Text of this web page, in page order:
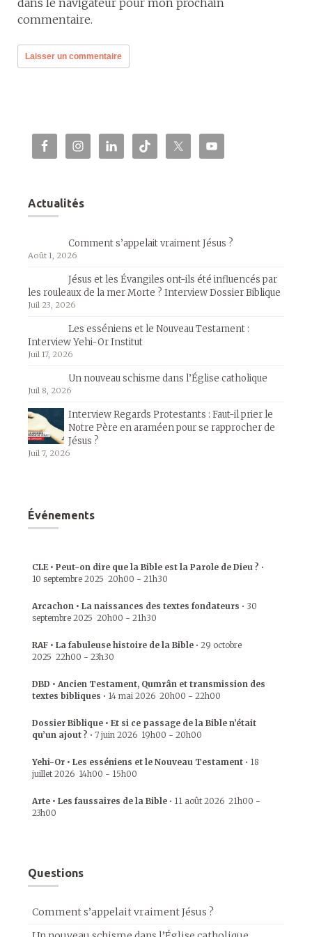
dans le navigateur pour mon prochain
commentaire.
Actualités
Comment s’appelait vraiment Jésus ?
Août 1, 2026
Jésus et les Évangiles ont-ils été influencés par
les rouleaux de la mer Morte ? Interview Dossier Biblique
Juil 23, 2026
Les esséniens et le Nouveau Testament :
Interview Yehi-Or Institut
Juil 17, 2026
Un nouveau schisme dans l’Église catholique
Juil 8, 2026
Interview Regards Protestants : Faut-il prier le
Notre Père en araméen pour se rapprocher de
Jésus ?
Juil 7, 2026
Événements
CLE • Peut-on dire que la Bible est la Parole de Dieu ? •
10 septembre 2025 20h00 - 21h30
Arcachon • La naissances des textes fondateurs • 30
septembre 2025 20h00 - 21h30
RAF • La fabuleuse histoire de la Bible • 29 octobre
2025 22h00 - 23h30
DBD • Ancien Testament, Qumrân et transmission des
textes bibliques • 14 mai 2026 20h00 - 22h00
Dossier Biblique • Et si ce passage de la Bible n’était
qu’un ajout ? • 7 juin 2026 19h00 - 20h00
Yehi-Or • Les esséniens et le Nouveau Testament • 18
juillet 2026 14h00 - 15h00
Arte • Les faussaires de la Bible • 11 août 2026 21h00 -
23h00
Questions
Comment s’appelait vraiment Jésus ?